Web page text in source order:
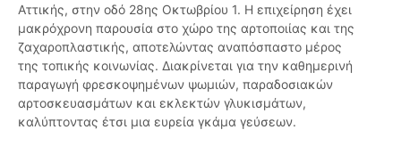
Αττικής, στην οδό 28ης Οκτωβρίου 1. Η επιχείρηση έχει
μακρόχρονη παρουσία στο χώρο της αρτοποιίας και της
ζαχαροπλαστικής, αποτελώντας αναπόσπαστο μέρος
της τοπικής κοινωνίας. Διακρίνεται για την καθημερινή
παραγωγή φρεσκοψημένων ψωμιών, παραδοσιακών
αρτοσκευασμάτων και εκλεκτών γλυκισμάτων,
καλύπτοντας έτσι μια ευρεία γκάμα γεύσεων.